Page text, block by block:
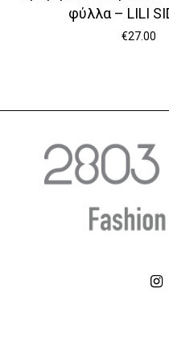
φύλλα – LILI
€27.00